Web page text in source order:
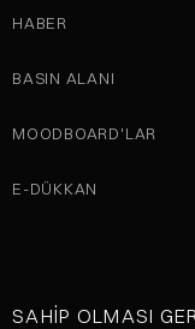
HABER
BASIN ALANI
MOODBOARD'LAR
E-DÜKKAN
SAHIP OLMASI